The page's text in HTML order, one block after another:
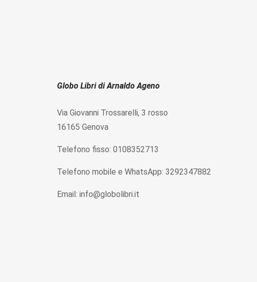
Globo Libri di Arnaldo Ageno
Via Giovanni Trossarelli, 3 rosso
16165 Genova
Telefono fisso: 0108352713
Telefono mobile e WhatsApp: 3292347882
Email: info@globolibri.it